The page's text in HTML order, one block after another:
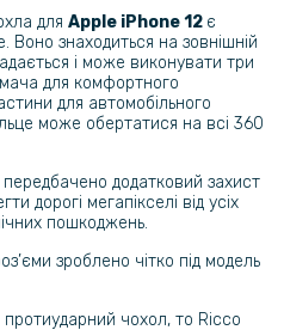
для Apple iPhone 12 є
Воно знаходиться на зовнішній
і може виконувати три
для комфортного
для автомобільного
може обертатися на всі 360
додатковий захист
дорогі мегапікселі від усіх
пошкоджень.
зроблено чітко під модель
чохол, то Ricco